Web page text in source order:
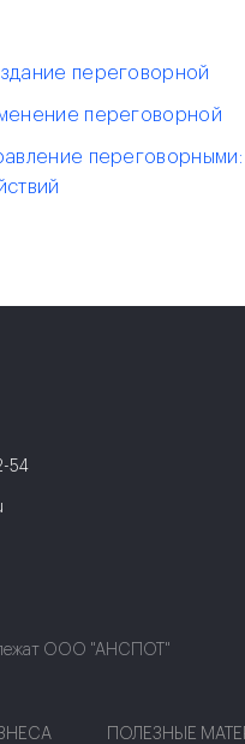
переговорной
переговорной
54
ООО "АНСПОТ"
ПОЛЕЗНЫЕ